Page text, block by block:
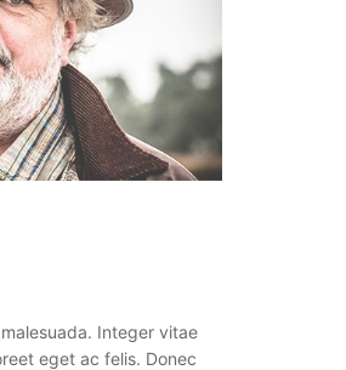
Integer vitae
eget ac felis. Donec